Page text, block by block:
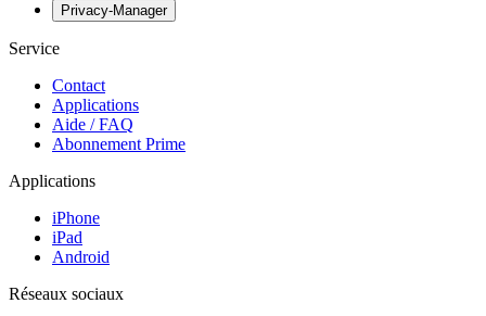
Privacy-Manager
Service
Contact
Applications
Aide / FAQ
Abonnement Prime
Applications
iPhone
iPad
Android
Réseaux sociaux